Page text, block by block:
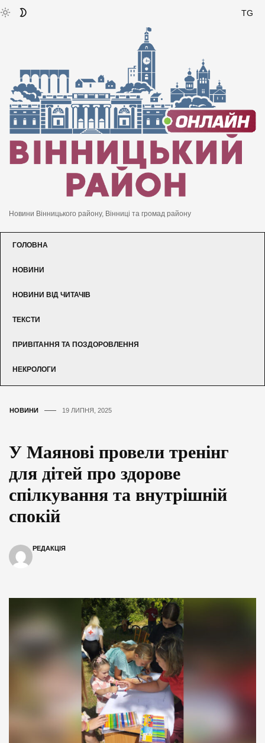
TG
Новини Вінницького району, Вінниці та громад району
ГОЛОВНА
НОВИНИ
НОВИНИ ВІД ЧИТАЧІВ
ТЕКСТИ
ПРИВІТАННЯ ТА ПОЗДОРОВЛЕННЯ
НЕКРОЛОГИ
НОВИНИ 19 ЛИПНЯ, 2025
У Маянові провели тренінг
для дітей про здорове
спілкування та внутрішній
спокій
РЕДАКЦІЯ